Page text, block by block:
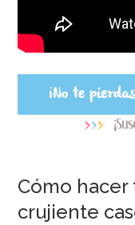
Cómo
crujiente